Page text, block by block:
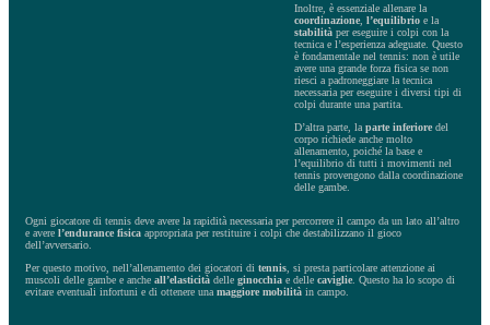
Inoltre, è essenziale allenare la
coordinazione l’equilibrio e la
stabilità per eseguire i colpi con la
tecnica e l’esperienza adeguate. Questo
è fondamentale nel tennis: non è utile
avere una grande forza fisica se non
riesci a padroneggiare la tecnica
necessaria per eseguire i diversi tipi di
colpi durante una partita.
D’altra parte, la parte inferiore del
corpo richiede anche molto
allenamento, poiché la base e
l’equilibrio di tutti i movimenti nel
tennis provengono dalla coordinazione
delle gambe.
Ogni giocatore di tennis deve avere la rapidità necessaria per percorrere il campo da un lato all’altro
e avere l’endurance fisica appropriata per restituire i colpi che destabilizzano il gioco
dell’avversario.
Per questo motivo, nell’allenamento dei giocatori di tennis , si presta particolare attenzione ai
muscoli delle gambe e anche all’elasticità delle ginocchia e delle caviglie . Questo ha lo scopo di
evitare eventuali infortuni e di ottenere una maggiore mobilità in campo.